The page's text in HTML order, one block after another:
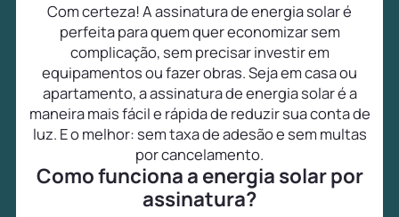
Com certeza! A assinatura de energia solar é
perfeita para quem quer economizar sem
complicação, sem precisar investir em
equipamentos ou fazer obras. Seja em casa ou
apartamento, a assinatura de energia solar é a
maneira mais fácil e rápida de reduzir sua conta de
luz. E o melhor: sem taxa de adesão e sem multas
por cancelamento.
Como funciona a energia solar por
assinatura?